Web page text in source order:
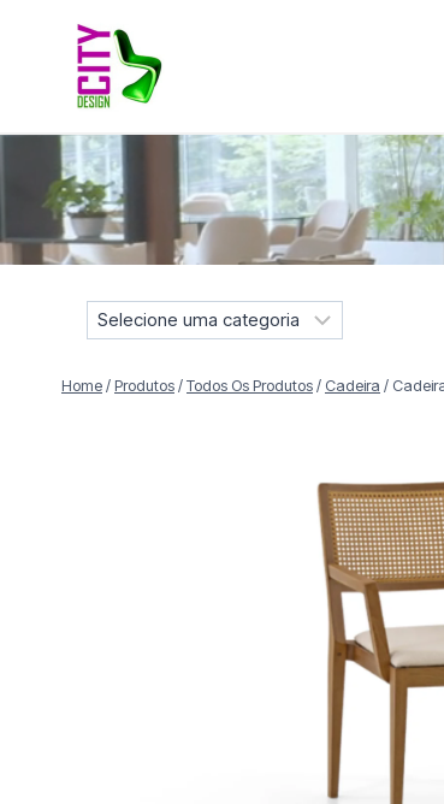
Conteúdo
Móveis selecionados para compor projetos
e
e
Home / Produtos / Todos Os Produtos / Cadeira /